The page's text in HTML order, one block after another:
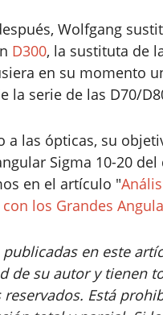
Wolfgang
D300, la sustituta de
en su momento
la serie de las D70/
a las ópticas, su
Sigma 10-20 del
en el artículo "
los Grandes
publicadas en este
de su autor y tienen
reservados. Está